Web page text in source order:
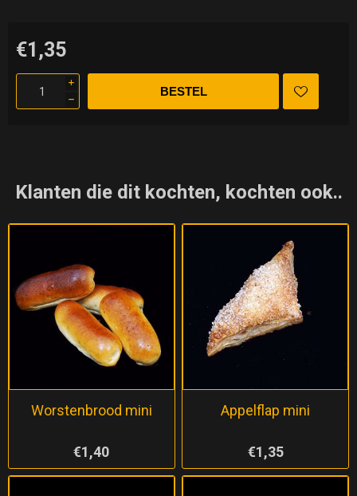
€1,35
i
h
Klanten die dit kochten, kochten ook..
Worstenbrood mini
€1,40
Appelflap mini
€1,35